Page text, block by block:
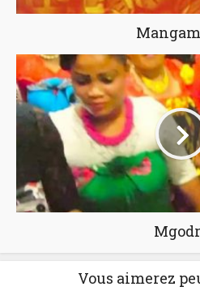
Vous aimerez